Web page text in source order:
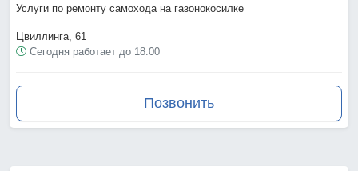
Услуги по ремонту самохода на газонокосилке
Цвиллинга, 61
Сегодня работает до 18:00
Позвонить